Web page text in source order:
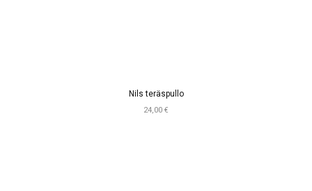
Nils teräspullo
24,00 €